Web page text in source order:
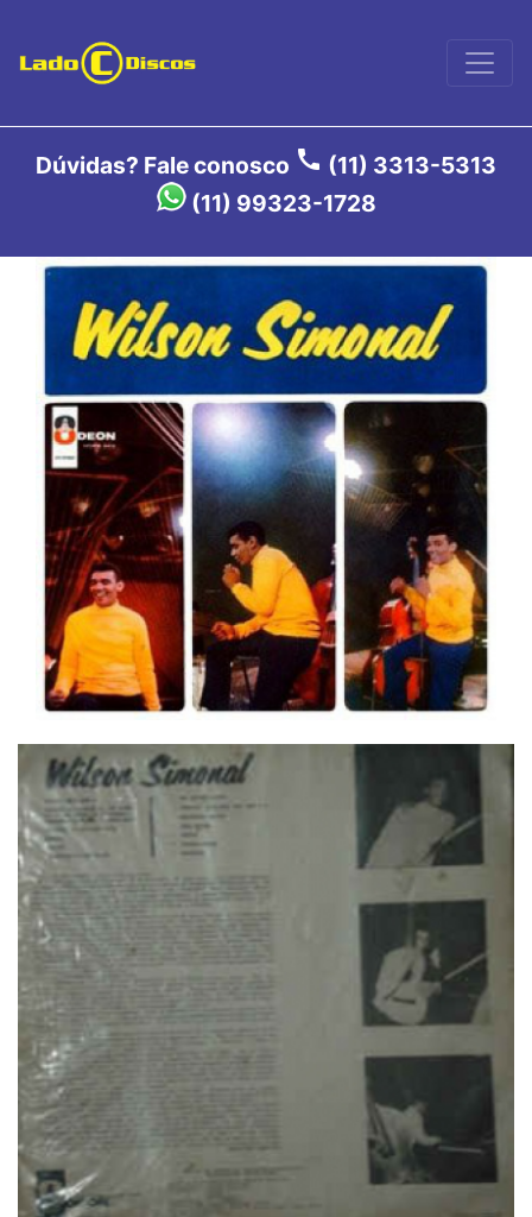
Dúvidas? Fale conosco call (11) 3313-5313
(11) 99323-1728